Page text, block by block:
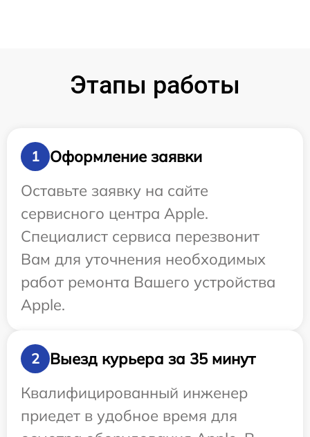
Этапы работы
1
Оформление заявки
Оставьте заявку на сайте
сервисного центра Apple.
Специалист сервиса перезвонит
Вам для уточнения необходимых
работ ремонта Вашего устройства
Apple.
2
Выезд курьера за 35 минут
Квалифицированный инженер
приедет в удобное время для